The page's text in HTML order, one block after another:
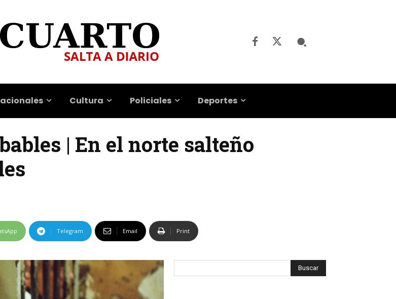
Cultura Policiales Deportes
| En el norte salteño
Telegram Email Print